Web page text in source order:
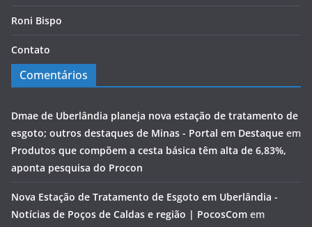
Roni Bispo
Contato
Comentários
Dmae de Uberlândia planeja nova estação de tratamento de
esgoto; outros destaques de Minas - Portal em Destaque em
Produtos que compõem a cesta básica têm alta de 6,83%,
aponta pesquisa do Procon
Nova Estação de Tratamento de Esgoto em Uberlândia -
Notícias de Poços de Caldas e região | PocosCom em